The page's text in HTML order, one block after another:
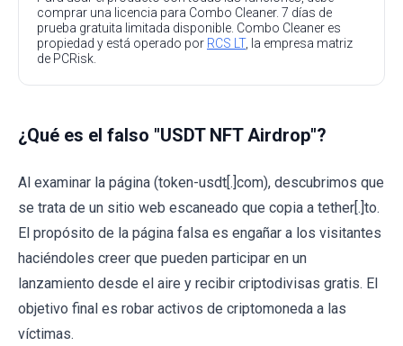
comprar una licencia para Combo Cleaner. 7 días de
prueba gratuita limitada disponible. Combo Cleaner es
propiedad y está operado por RCS LT, la empresa matriz
de PCRisk.
¿Qué es el falso "USDT NFT Airdrop"?
Al examinar la página (token-usdt[.]com), descubrimos que
se trata de un sitio web escaneado que copia a tether[.]to.
El propósito de la página falsa es engañar a los visitantes
haciéndoles creer que pueden participar en un
lanzamiento desde el aire y recibir criptodivisas gratis. El
objetivo final es robar activos de criptomoneda a las
víctimas.